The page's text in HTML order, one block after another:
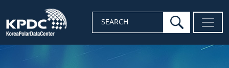
SEARCH search